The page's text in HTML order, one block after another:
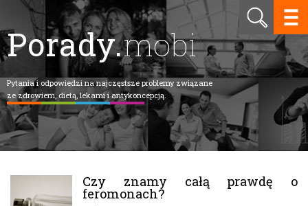
Porady.mobi
Pytania i odpowiedzi na najczęstsze problemy związane
ze zdrowiem, dietą, lekami i antykoncepcją.
Czy znamy całą prawdę o
feromonach?